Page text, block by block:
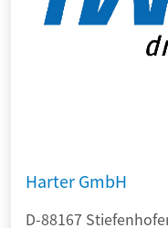
Harter GmbH
D-88167